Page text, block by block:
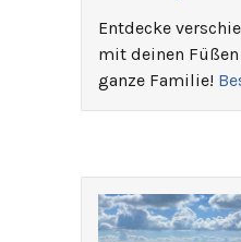
Entdecke
mit deinen
ganze Familie!